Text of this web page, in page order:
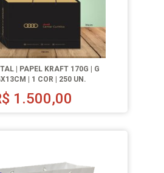
| PAPEL KRAFT 170G | G
| 1 COR | 250 UN.
1.500,00